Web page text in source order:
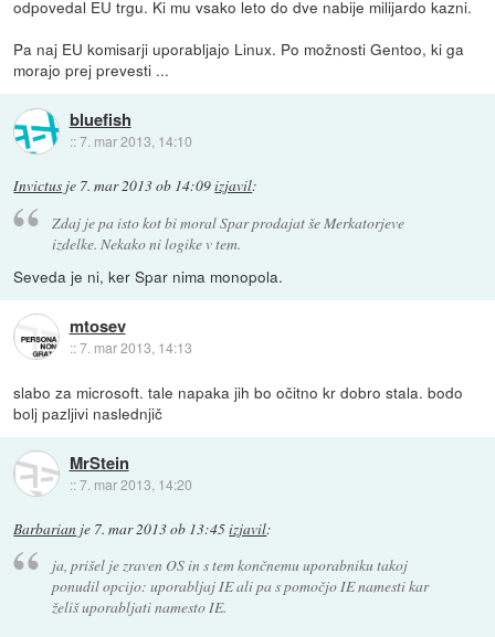
odpovedal EU trgu. Ki mu vsako leto do dve nabije milijardo kazni.
Pa naj EU komisarji uporabljajo Linux. Po možnosti Gentoo, ki ga
morajo prej prevesti ...
bluefish
::7. mar 2013, 14:10
Invictus je 7. mar 2013 ob 14:09izjavil:
Zdaj je pa isto kot bi moral Spar prodajat še Merkatorjeve
izdelke. Nekako ni logike v tem.
Seveda je ni, ker Spar nima monopola.
mtosev
::7. mar 2013, 14:13
slabo za microsoft. tale napaka jih bo očitno kr dobro stala. bodo
bolj pazljivi naslednjič
MrStein
::7. mar 2013, 14:20
Barbarian je 7. mar 2013 ob 13:45izjavil:
ja, prišel je zraven OS in s tem končnemu uporabniku takoj
ponudil opcijo: uporabljaj IE ali pa s pomočjo IE namesti kar
želiš uporabljati namesto IE.